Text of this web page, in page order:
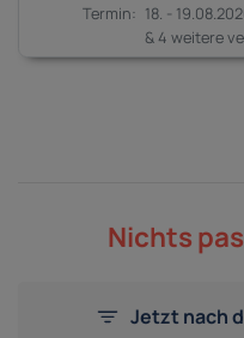
18. -
& 4 weitere
Nichts
Jetzt nach